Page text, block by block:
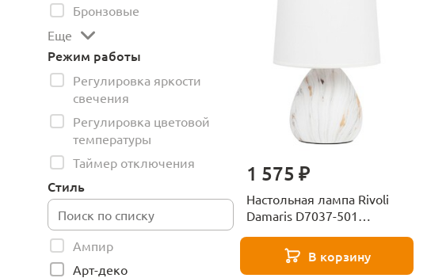
Бронзовые
Еще
Режим работы
Регулировка яркости
свечения
Регулировка цветовой
температуры
Таймер отключения
Стиль
Ампир
Арт-деко
1 575 ₽
Настольная лампа Rivoli
Damaris D7037-501
В корзину